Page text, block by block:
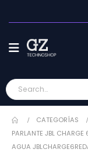
CATEGORÍAS
PARLANTE JBL
AGUA